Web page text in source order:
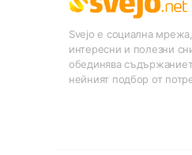
Svejo е социална
интересни и полезни
обединява
нейният подбор от